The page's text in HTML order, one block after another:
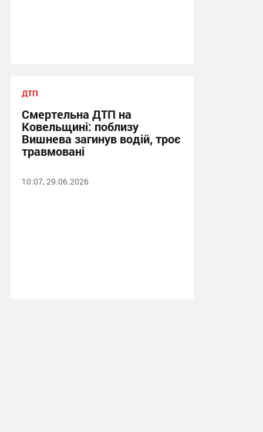
ДТП
Смертельна ДТП на
Ковельщині: поблизу
Вишнева загинув водій, троє
травмовані
10:07, 29.06.2026